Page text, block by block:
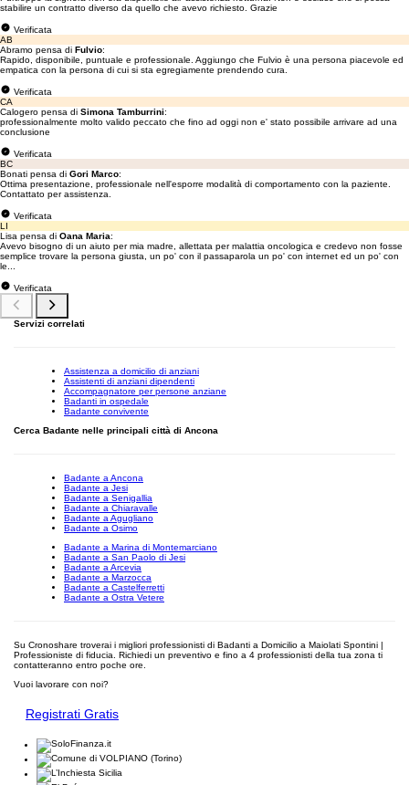
stabilire un contratto diverso da quello che avevo richiesto. Grazie
Verificata
AB
Abramo pensa di Fulvio:
Rapido, disponibile, puntuale e professionale. Aggiungo che Fulvio è una persona piacevole ed
empatica con la persona di cui si sta egregiamente prendendo cura.
Verificata
CA
Calogero pensa di Simona Tamburrini:
professionalmente molto valido peccato che fino ad oggi non e' stato possibile arrivare ad una
conclusione
Verificata
BC
Bonati pensa di Gori Marco:
Ottima presentazione, professionale nell'esporre modalità di comportamento con la paziente.
Contattato per assistenza.
Verificata
LI
Lisa pensa di Oana Maria:
Avevo bisogno di un aiuto per mia madre, allettata per malattia oncologica e credevo non fosse
semplice trovare la persona giusta, un po' con il passaparola un po' con internet ed un po' con
le...
Verificata
Servizi correlati
Assistenza a domicilio di anziani
Assistenti di anziani dipendenti
Accompagnatore per persone anziane
Badanti in ospedale
Badante convivente
Cerca Badante nelle principali città di Ancona
Badante a Ancona
Badante a Jesi
Badante a Senigallia
Badante a Chiaravalle
Badante a Agugliano
Badante a Osimo
Badante a Marina di Montemarciano
Badante a San Paolo di Jesi
Badante a Arcevia
Badante a Marzocca
Badante a Castelferretti
Badante a Ostra Vetere
Su Cronoshare troverai i migliori professionisti di Badanti a Domicilio a Maiolati Spontini |
Professioniste di fiducia. Richiedi un preventivo e fino a 4 professionisti della tua zona ti
contatteranno entro poche ore.
Vuoi lavorare con noi?
Registrati Gratis